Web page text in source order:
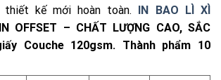
kế mới hoàn toàn. IN BAO LÌ XÌ
OFFSET – CHẤT LƯỢNG CAO, SẮC
Couche 120gsm. Thành phẩm 10